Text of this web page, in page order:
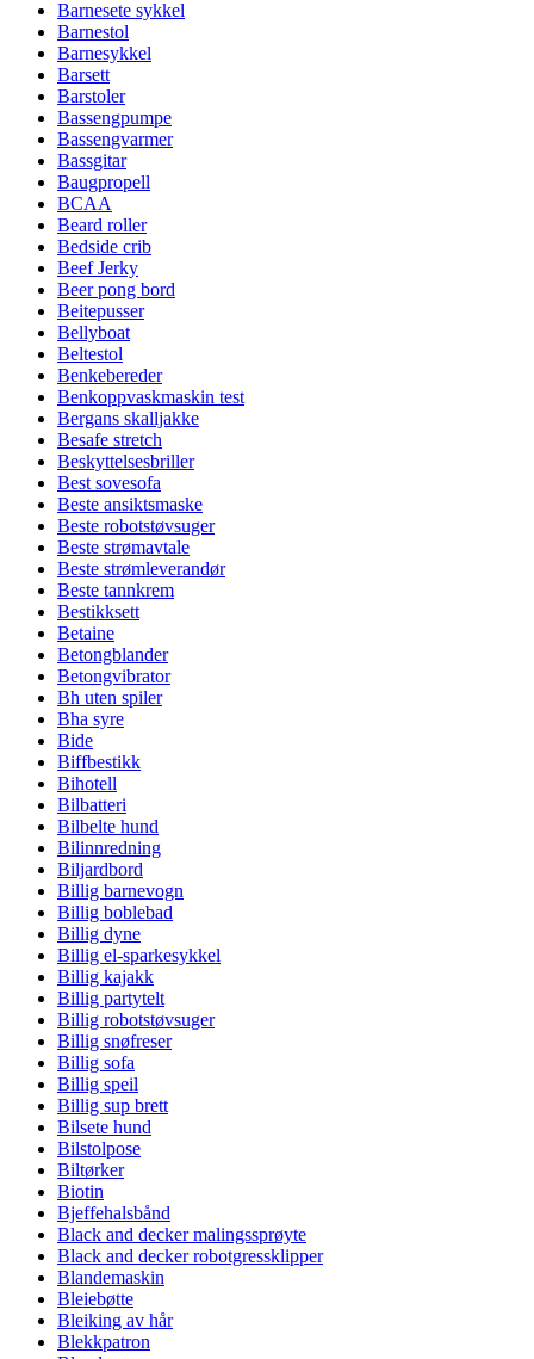
Barnesete sykkel
Barnestol
Barnesykkel
Barsett
Barstoler
Bassengpumpe
Bassengvarmer
Bassgitar
Baugpropell
BCAA
Beard roller
Bedside crib
Beef Jerky
Beer pong bord
Beitepusser
Bellyboat
Beltestol
Benkebereder
Benkoppvaskmaskin test
Bergans skalljakke
Besafe stretch
Beskyttelsesbriller
Best sovesofa
Beste ansiktsmaske
Beste robotstøvsuger
Beste strømavtale
Beste strømleverandør
Beste tannkrem
Bestikksett
Betaine
Betongblander
Betongvibrator
Bh uten spiler
Bha syre
Bide
Biffbestikk
Bihotell
Bilbatteri
Bilbelte hund
Bilinnredning
Biljardbord
Billig barnevogn
Billig boblebad
Billig dyne
Billig el-sparkesykkel
Billig kajakk
Billig partytelt
Billig robotstøvsuger
Billig snøfreser
Billig sofa
Billig speil
Billig sup brett
Bilsete hund
Bilstolpose
Biltørker
Biotin
Bjeffehalsbånd
Black and decker malingssprøyte
Black and decker robotgressklipper
Blandemaskin
Bleiebøtte
Bleiking av hår
Blekkpatron